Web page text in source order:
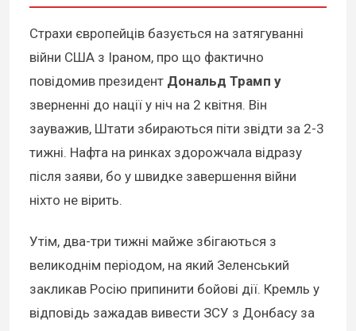
Страхи європейців базується на затягуванні
війни США з Іраном, про що фактично
повідомив президент Дональд Трамп у
зверненні до нації у ніч на 2 квітня. Він
зауважив, Штати збираються піти звідти за 2-3
тижні. Нафта на ринках здорожчала відразу
після заяви, бо у швидке завершення війни
ніхто не вірить.
Утім, два-три тижні майже збігаються з
великоднім періодом, на який Зеленський
закликав Росію припинити бойові дії. Кремль у
відповідь зажадав вивести ЗСУ з Донбасу за